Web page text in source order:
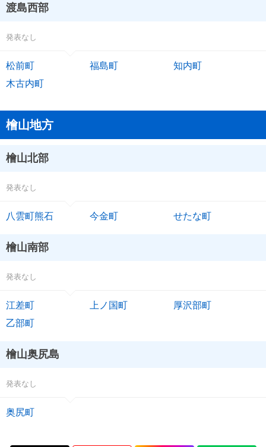
渡島西部
発表なし
松前町 福島町
知内町
木古内町
檜山地方
檜山北部
発表なし
八雲町熊石 今金町 せたな町
檜山南部
発表なし
江差町 上ノ国町
厚沢部町
乙部町
檜山奥尻島
発表なし
奥尻町